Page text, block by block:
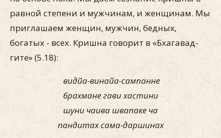
равной степени и мужчинам, и женщинам. Мы
приглашаем женщин, мужчин, бедных,
богатых - всех. Кришна говорит в «Бхагавад-
гите» (5.18):
видйа-винайа-сампанне
брахмане гави хастини
шуни чаива швапаке ча
пандитах сама-даршинах